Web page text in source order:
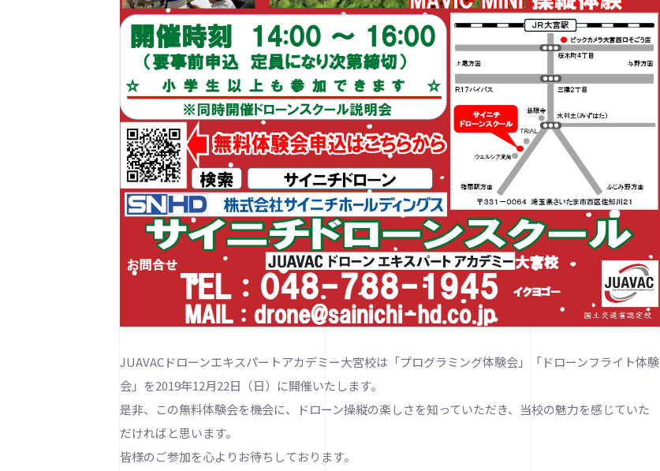
JUAVACドローンエキスパートアカデミー大宮校は「プログラミング体験会」「ドローンフライト体験
会」を2019年12月22日（日）に開催いたします。
是非、この無料体験会を機会に、ドローン操縦の楽しさを知っていただき、当校の魅力を感じていた
だければと思います。
皆様のご参加を心よりお待ちしております。